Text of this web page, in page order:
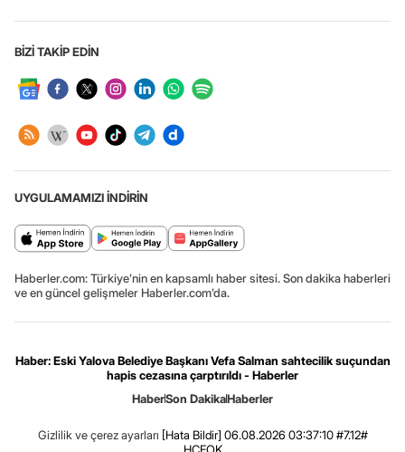
BİZİ TAKİP EDİN
UYGULAMAMIZI İNDİRİN
Haberler.com: Türkiye’nin en kapsamlı haber sitesi. Son dakika haberleri
ve en güncel gelişmeler Haberler.com’da.
Haber: Eski Yalova Belediye Başkanı Vefa Salman sahtecilik suçundan
hapis cezasına çarptırıldı - Haberler
HaberSon DakikaHaberler
Gizlilik ve çerez ayarları [Hata Bildir] 06.08.2026 03:37:10 #7.12#
.HCFOK.